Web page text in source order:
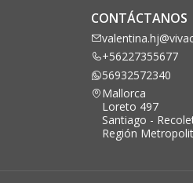
CONTÁCTANOS
+56227355677
56932572340
Mallorca
Loreto 497
Santiago -
Región